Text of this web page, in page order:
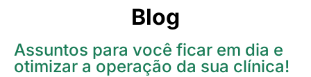
Blog
Assuntos para você ficar em dia e
otimizar a operação da sua clínica!